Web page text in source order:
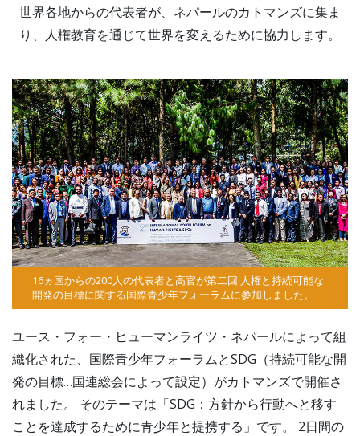
世界各地からの代表者が、ネパールのカトマンズに集ま
り、人権教育を通じて世界を変えるために協力します。
16ヵ国からの200人の代表者と高官が第二回 人権と持続可能な
開発の目標に関する国際青少年フォーラムに参加しました。
ユース・フォー・ヒューマンライツ・ネパールによって組
織化された、国際青少年フォーラムとSDG（持続可能な開
発の目標…国連総会によって設定）がカトマンズで開催さ
れました。 そのテーマは「SDG：方針から行動へと移す
ことを達成するために青少年と提携する」です。 2日間の